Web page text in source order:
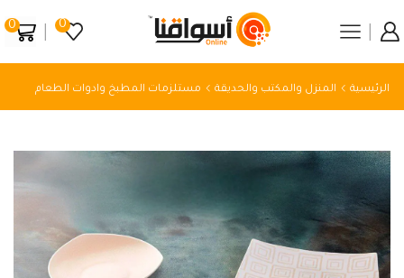
0
0
الرئيسية المنزل والمكتب والحديقة مستلزمات المطبخ وادوات الطعام